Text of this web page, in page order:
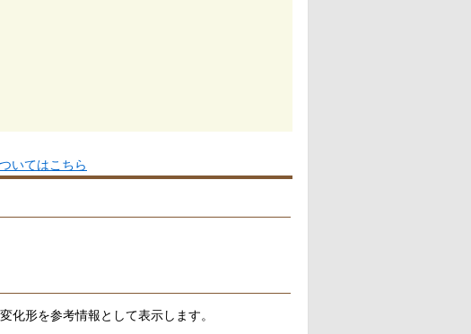
いてはこちら
化形を参考情報として表示します。